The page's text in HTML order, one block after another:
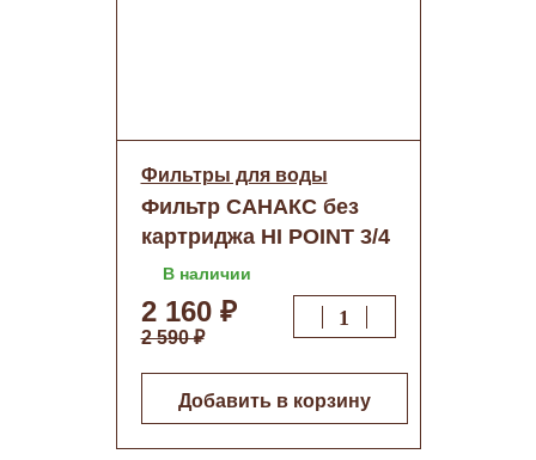
Фильтры для воды
Фильтр САНАКС без
картриджа HI POINT 3/4
нерж.сталь (25720)
В наличии
2 160 ₽
2 590 ₽
Добавить в корзину